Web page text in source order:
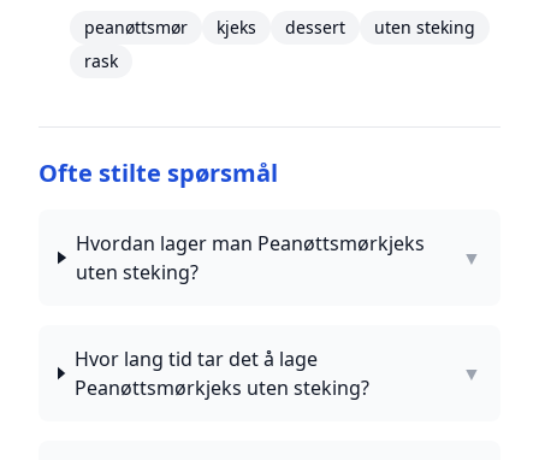
peanøttsmør kjeks dessert
uten steking
rask
Ofte stilte spørsmål
Hvordan lager man Peanøttsmørkjeks
uten steking?
▼
Hvor lang tid tar det å lage
Peanøttsmørkjeks uten steking?
▼